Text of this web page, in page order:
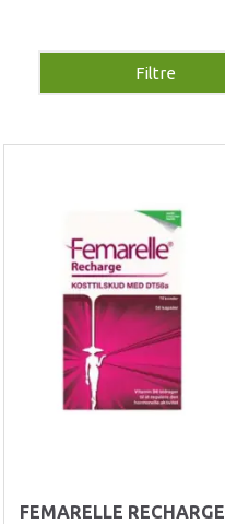
Filtre
FEMARELLE RECHARGE